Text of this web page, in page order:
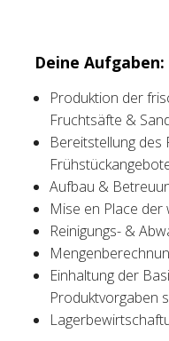
Deine Aufgaben:
Produktion der
Fruchtsäfte &
Bereitstellung des
Aufbau &
Mise en Place
Reinigungs- &
Einhaltung der
Produktvorgaben